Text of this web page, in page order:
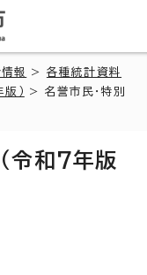
報 > 各種統計資料
）
> 名誉市民・特別
令和7年版